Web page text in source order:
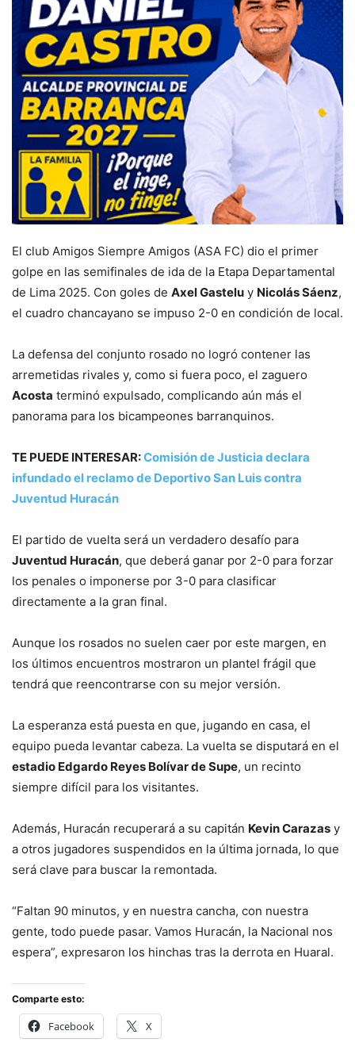
El club Amigos Siempre Amigos (ASA FC) dio el primer
golpe en las semifinales de ida de la Etapa Departamental
de Lima 2025. Con goles de Axel Gastelu y Nicolás Sáenz,
el cuadro chancayano se impuso 2-0 en condición de local.
La defensa del conjunto rosado no logró contener las
arremetidas rivales y, como si fuera poco, el zaguero
Acosta terminó expulsado, complicando aún más el
panorama para los bicampeones barranquinos.
TE PUEDE INTERESAR:Comisión de Justicia declara
infundado el reclamo de Deportivo San Luis contra
Juventud Huracán
El partido de vuelta será un verdadero desafío para
Juventud Huracán, que deberá ganar por 2-0 para forzar
los penales o imponerse por 3-0 para clasificar
directamente a la gran final.
Aunque los rosados no suelen caer por este margen, en
los últimos encuentros mostraron un plantel frágil que
tendrá que reencontrarse con su mejor versión.
La esperanza está puesta en que, jugando en casa, el
equipo pueda levantar cabeza. La vuelta se disputará en el
estadio Edgardo Reyes Bolívar de Supe, un recinto
siempre difícil para los visitantes.
Además, Huracán recuperará a su capitán Kevin Carazas y
a otros jugadores suspendidos en la última jornada, lo que
será clave para buscar la remontada.
“Faltan 90 minutos, y en nuestra cancha, con nuestra
gente, todo puede pasar. Vamos Huracán, la Nacional nos
espera”, expresaron los hinchas tras la derrota en Huaral.
Comparte esto:
Facebook X